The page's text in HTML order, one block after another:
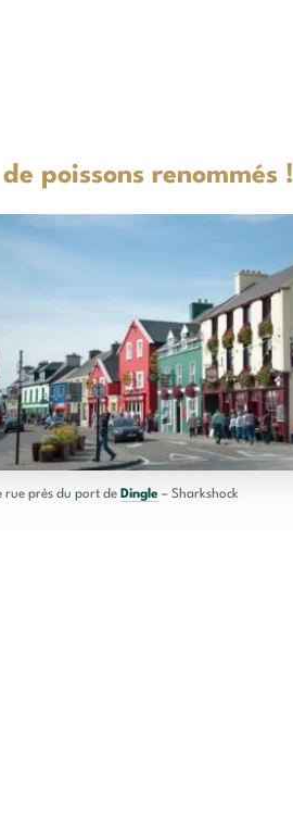
poissons renommés !
rue près du port de Dingle – Sharkshock